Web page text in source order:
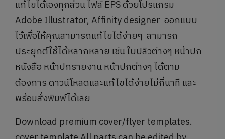
แก้ไขได้เองทุกส่วน ไฟล์ EPS ด้วยโปรแกรม
Adobe Illustrator, Affinity designer ออกแบบ
ไว้เพื่อให้คุณสามารถแก้ไขได้ง่ายๆ สามารถ
ประยุกต์ใช้ได้หลากหลาย เช่น ใบปลิวต่างๆ หน้าปก
หนังสือ หน้าปกรายงาน หน้าปกต่างๆ ได้ตาม
ต้องการ ดาวน์โหลดและแก้ไขได้ง่ายไม่กี่นาที และ
พร้อมสั่งพิมพ์ได้เลย
Download premium cover/flyer templates.